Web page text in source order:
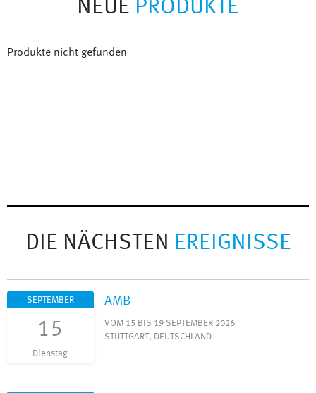
NEUE PRODUKTE
Produkte nicht gefunden
DIE NÄCHSTEN EREIGNISSE
SEPTEMBER
15
Dienstag
AMB
VOM 15 BIS 19 SEPTEMBER 2026
STUTTGART, DEUTSCHLAND